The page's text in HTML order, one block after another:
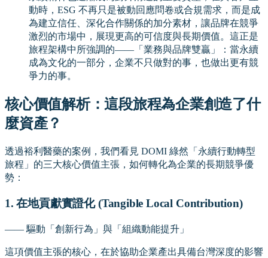
動時，ESG 不再只是被動回應問卷或合規需求，而是成
為建立信任、深化合作關係的加分素材，讓品牌在競爭
激烈的市場中，展現更高的可信度與長期價值。這正是
旅程架構中所強調的——「業務與品牌雙贏」：當永續
成為文化的一部分，企業不只做對的事，也做出更有競
爭力的事。
核心價值解析：這段旅程為企業創造了什
麼資產？
透過裕利醫藥的案例，我們看見 DOMI 綠然「永續行動轉型
旅程」的三大核心價值主張，如何轉化為企業的長期競爭優
勢：
1. 在地貢獻實證化 (Tangible Local Contribution)
—— 驅動「創新行為」與「組織動能提升」
這項價值主張的核心，在於協助企業產出具備台灣深度的影響